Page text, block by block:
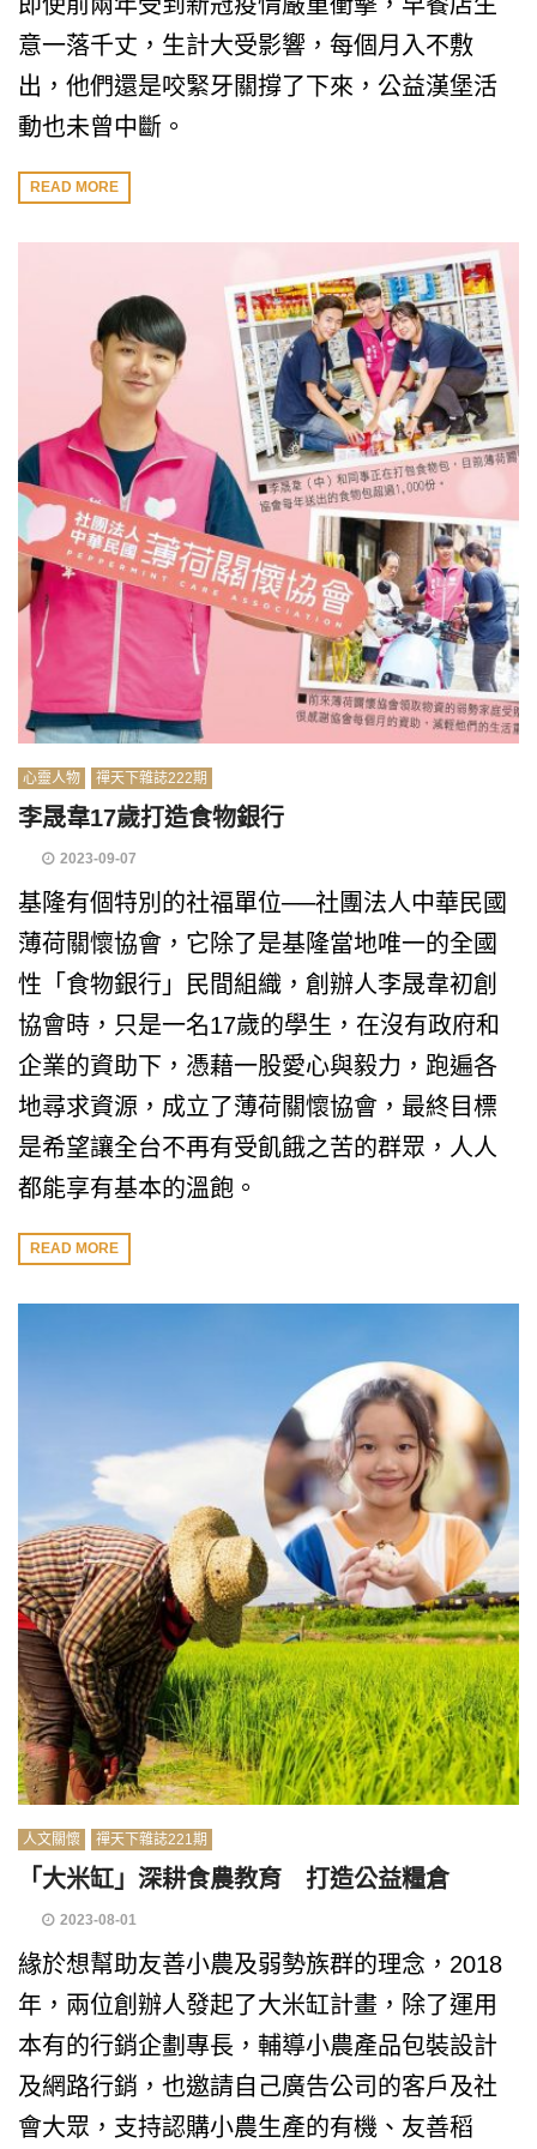
意一落千丈，生計大受影響，每個月入不敷
出，他們還是咬緊牙關撐了下來，公益漢堡活
動也未曾中斷。
READ MORE
心靈人物 禪天下雜誌222期
李晟韋17歲打造食物銀行
2023-09-07
基隆有個特別的社福單位──社團法人中華民國
薄荷關懷協會，它除了是基隆當地唯一的全國
性「食物銀行」民間組織，創辦人李晟韋初創
協會時，只是一名17歲的學生，在沒有政府和
企業的資助下，憑藉一股愛心與毅力，跑遍各
地尋求資源，成立了薄荷關懷協會，最終目標
是希望讓全台不再有受飢餓之苦的群眾，人人
都能享有基本的溫飽。
READ MORE
人文關懷 禪天下雜誌221期
「大米缸」深耕食農教育 打造公益糧倉
2023-08-01
緣於想幫助友善小農及弱勢族群的理念，2018
年，兩位創辦人發起了大米缸計畫，除了運用
本有的行銷企劃專長，輔導小農產品包裝設計
及網路行銷，也邀請自己廣告公司的客戶及社
會大眾，支持認購小農生產的有機、友善稻